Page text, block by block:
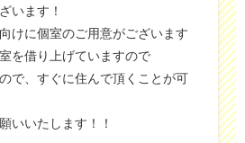
います！
けに個室のご用意がございます
を借り上げていますので
で、すぐに住んで頂くことが可
いいたします！！